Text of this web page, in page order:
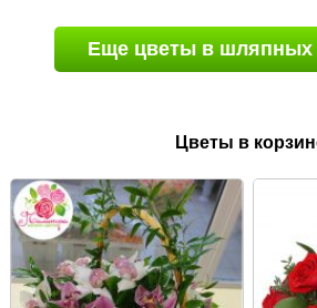
Еще цветы в шляпных
Цветы в